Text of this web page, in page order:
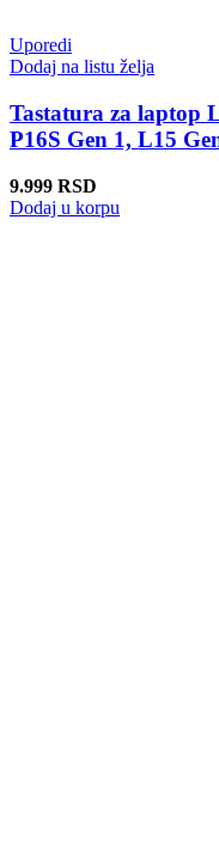
Uporedi
Dodaj na listu želja
Tastatura za laptop
P16S Gen 1, L15
9.999 RSD
Dodaj u korpu